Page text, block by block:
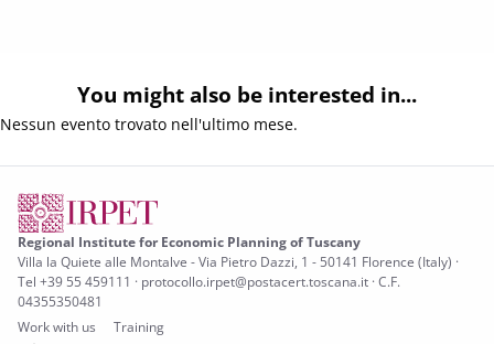
You might also be interested in...
Nessun evento trovato nell'ultimo mese.
Regional Institute for Economic Planning of Tuscany
Villa la Quiete alle Montalve - Via Pietro Dazzi, 1 - 50141 Florence (Italy) ·
Tel +39 55 459111 · protocollo.irpet@postacert.toscana.it · C.F.
04355350481
Work with us
Training